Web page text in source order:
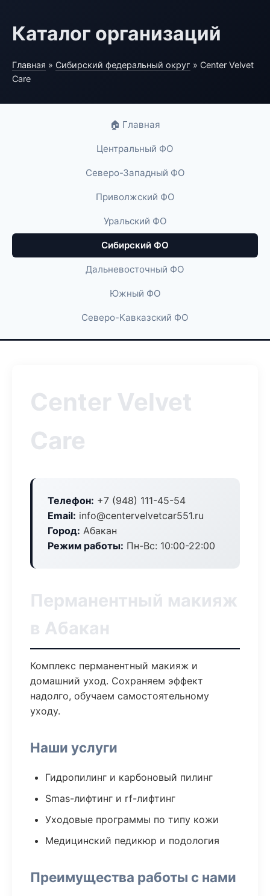
Каталог организаций
Главная » Сибирский федеральный округ » Center Velvet
Care
🏠 Главная
Центральный ФО
Северо-Западный ФО
Приволжский ФО
Уральский ФО
Сибирский ФО
Дальневосточный ФО
Южный ФО
Северо-Кавказский ФО
Center Velvet
Care
Телефон: +7 (948) 111-45-54
Email: info@centervelvetcar551.ru
Город: Абакан
Режим работы: Пн-Вс: 10:00-22:00
Перманентный макияж
в Абакан
Комплекс перманентный макияж и
домашний уход. Сохраняем эффект
надолго, обучаем самостоятельному
уходу.
Наши услуги
Гидропилинг и карбоновый пилинг
Smas-лифтинг и rf-лифтинг
Уходовые программы по типу кожи
Медицинский педикюр и подология
Преимущества работы с нами